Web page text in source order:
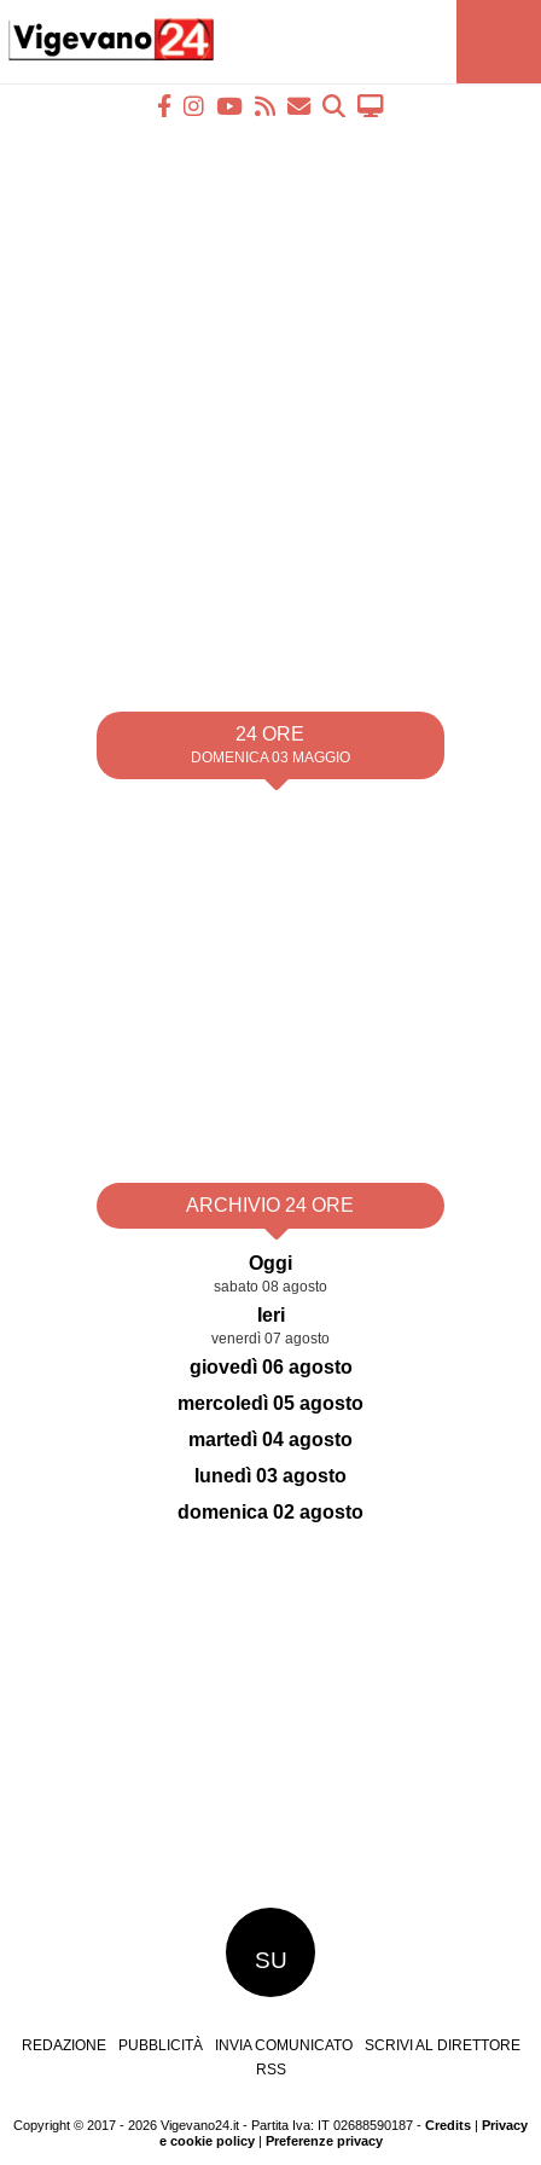
24 ORE
DOMENICA 03 MAGGIO
ARCHIVIO 24 ORE
Oggi
sabato 08 agosto
Ieri
venerdì 07 agosto
giovedì 06 agosto
mercoledì 05 agosto
martedì 04 agosto
lunedì 03 agosto
domenica 02 agosto
SU
REDAZIONE PUBBLICITÀ INVIA COMUNICATO
SCRIVI AL DIRETTORE
RSS
Copyright © 2017 - 2026 Vigevano24.it - Partita Iva: IT 02688590187 - Credits | Privacy
e cookie policy| Preferenze privacy